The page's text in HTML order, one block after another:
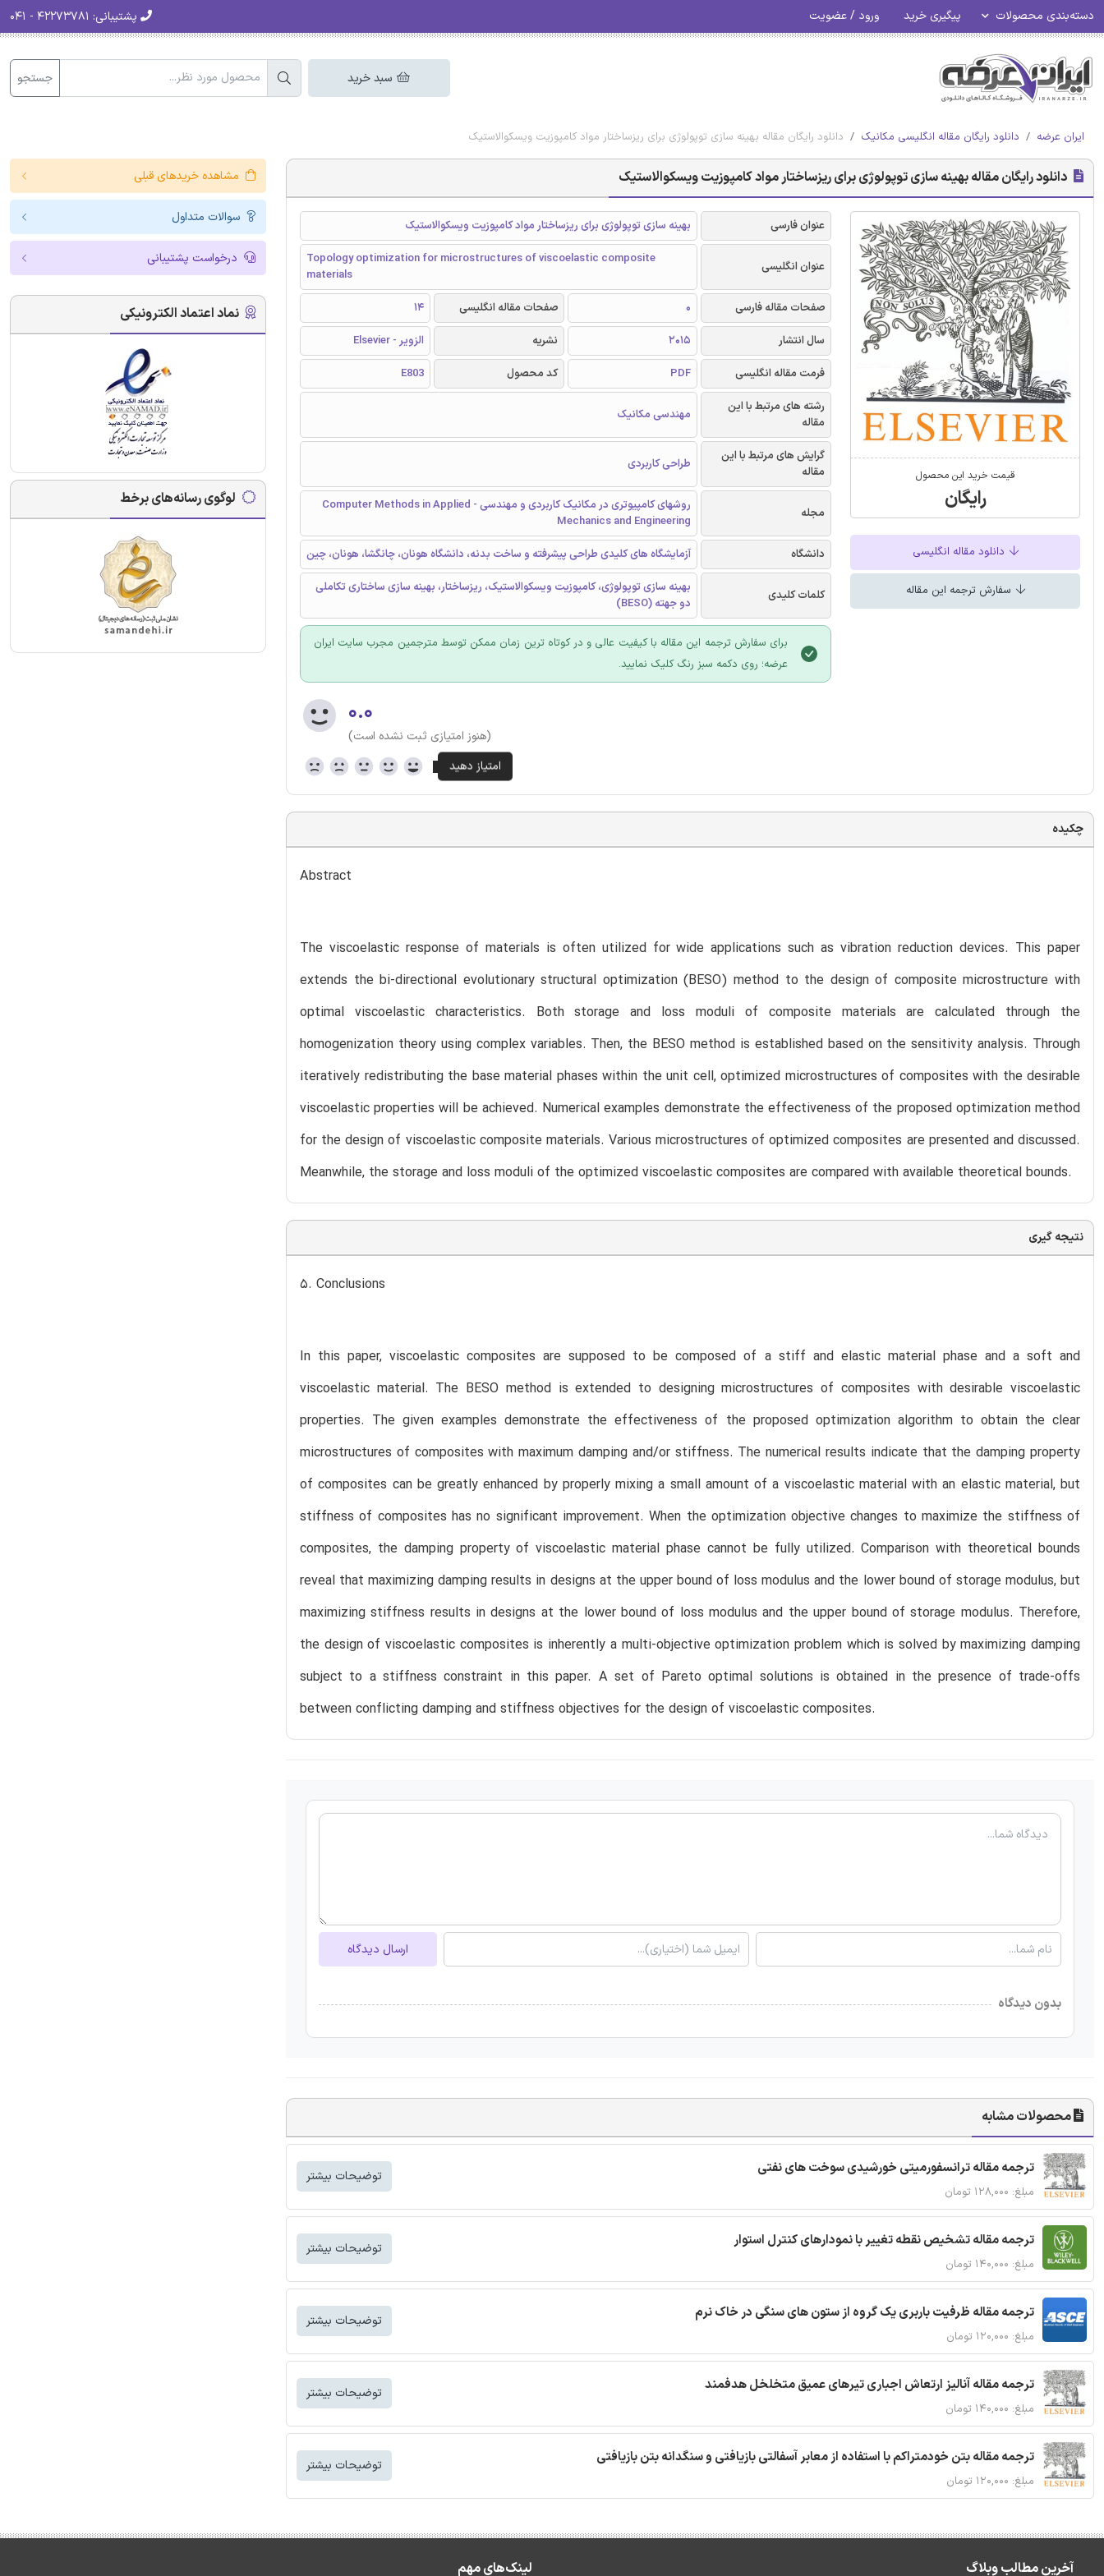
دسته‌بندی محصولات پیگیری خرید ورود / عضویت پشتیبانی:
سبد خرید جستجو
ایران عرضه دانلود رایگان مقاله انگلیسی مکانیک دانلود رایگان مقاله بهینه سازی توپولوژی برای ریزساختار مواد کامپوزیت ویسکوالاستیک
دانلود رایگان مقاله بهینه سازی توپولوژی برای ریزساختار مواد کامپوزیت ویسکوالاستیک
قیمت خرید این محصول
رایگان
دانلود مقاله انگلیسی
سفارش ترجمه این مقاله
عنوان فارسی بهینه سازی توپولوژی برای ریزساختار مواد کامپوزیت ویسکوالاستیک
عنوان انگلیسی
Topology optimization for microstructures of viscoelastic composite
materials
صفحات مقاله فارسی
0 صفحات مقاله انگلیسی
14
سال انتشار
2015 نشریه
الزویر - Elsevier
فرمت مقاله انگلیسی
PDF کد محصول
E803
رشته های مرتبط با این
مقاله
مهندسی مکانیک
گرایش های مرتبط با این
مقاله
طراحی کاربردی
مجله
روشهای کامپیوتری در مکانیک کاربردی و مهندسی - Computer Methods in Applied
Mechanics and Engineering
دانشگاه
آزمایشگاه های کلیدی طراحی پیشرفته و ساخت بدنه، دانشگاه هونان، چانگشا، هونان، چین
کلمات کلیدی
بهینه سازی توپولوژی، کامپوزیت ویسکوالاستیک، ریزساختار، بهینه سازی ساختاری تکاملی
دو جهته (BESO)
برای سفارش ترجمه این مقاله با کیفیت عالی و در کوتاه ترین زمان ممکن توسط مترجمین مجرب سایت ایران
عرضه؛ روی دکمه سبز رنگ کلیک نمایید.
۰.۰
(هنوز امتیازی ثبت نشده است)
چکیده
Abstract
The viscoelastic response of materials is often utilized for wide applications such as vibration reduction devices. This paper
extends the bi-directional evolutionary structural optimization (BESO) method to the design of composite microstructure with
optimal viscoelastic characteristics. Both storage and loss moduli of composite materials are calculated through the
homogenization theory using complex variables. Then, the BESO method is established based on the sensitivity analysis. Through
iteratively redistributing the base material phases within the unit cell, optimized microstructures of composites with the desirable
viscoelastic properties will be achieved. Numerical examples demonstrate the effectiveness of the proposed optimization method
for the design of viscoelastic composite materials. Various microstructures of optimized composites are presented and discussed.
Meanwhile, the storage and loss moduli of the optimized viscoelastic composites are compared with available theoretical bounds.
نتیجه گیری
5. Conclusions
In this paper, viscoelastic composites are supposed to be composed of a stiff and elastic material phase and a soft and
viscoelastic material. The BESO method is extended to designing microstructures of composites with desirable viscoelastic
properties. The given examples demonstrate the effectiveness of the proposed optimization algorithm to obtain the clear
microstructures of composites with maximum damping and/or stiffness. The numerical results indicate that the damping property
of composites can be greatly enhanced by properly mixing a small amount of a viscoelastic material with an elastic material, but
stiffness of composites has no significant improvement. When the optimization objective changes to maximize the stiffness of
composites, the damping property of viscoelastic material phase cannot be fully utilized. Comparison with theoretical bounds
reveal that maximizing damping results in designs at the upper bound of loss modulus and the lower bound of storage modulus, but
maximizing stiffness results in designs at the lower bound of loss modulus and the upper bound of storage modulus. Therefore,
the design of viscoelastic composites is inherently a multi-objective optimization problem which is solved by maximizing damping
subject to a stiffness constraint in this paper. A set of Pareto optimal solutions is obtained in the presence of trade-offs
between conflicting damping and stiffness objectives for the design of viscoelastic composites.
ارسال دیدگاه
بدون دیدگاه
محصولات مشابه
ترجمه مقاله ترانسفورمیتی خورشیدی سوخت های نفتی
مبلغ: ۱۲۸,۰۰۰ تومان
توضیحات بیشتر
ترجمه مقاله تشخیص نقطه تغییر با نمودارهای کنترل استوار
مبلغ: ۱۴۰,۰۰۰ تومان
توضیحات بیشتر
ترجمه مقاله ظرفیت باربری یک گروه از ستون های سنگی در خاک نرم
مبلغ: ۱۲۰,۰۰۰ تومان
توضیحات بیشتر
ترجمه مقاله آنالیز ارتعاش اجباری تیرهای عمیق متخلخل هدفمند
مبلغ: ۱۴۰,۰۰۰ تومان
توضیحات بیشتر
ترجمه مقاله بتن خودمتراکم با استفاده از معابر آسفالتی بازیافتی و سنگدانه بتن بازیافتی
مبلغ: ۱۲۰,۰۰۰ تومان
توضیحات بیشتر
مشاهده خریدهای قبلی
سوالات متداول
درخواست پشتیبانی
نماد اعتماد الکترونیکی
لوگوی رسانه‌های برخط
آخرین مطالب وبلاگ لینک‌های مهم